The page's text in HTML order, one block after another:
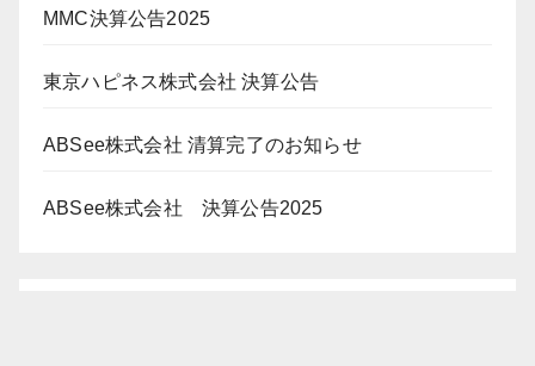
MMC決算公告2025
東京ハピネス株式会社 決算公告
ABSee株式会社 清算完了のお知らせ
ABSee株式会社 決算公告2025